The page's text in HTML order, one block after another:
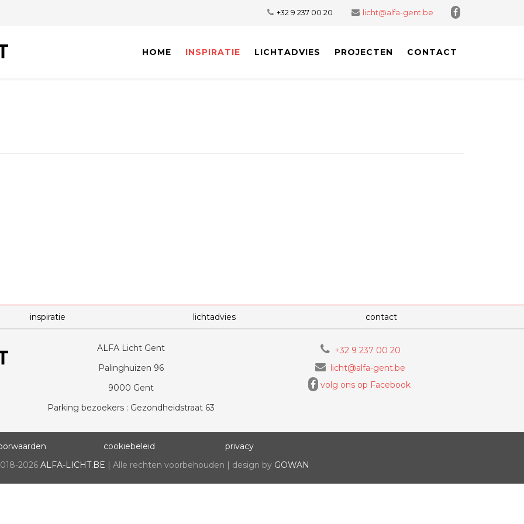
+32 9 237 00 20 licht@alfa-gent.be
HOME INSPIRATIE LICHTADVIES PROJECTEN CONTACT
inspiratie lichtadvies contact
ALFA Licht Gent
Palinghuizen 96
9000 Gent
Parking bezoekers : Gezondheidstraat 63
+32 9 237 00 20
licht@alfa-gent.be
volg ons op Facebook
cookiebeleid
privacy
2026 ALFA-LICHT.BE | Alle rechten voorbehouden | design by GOWAN